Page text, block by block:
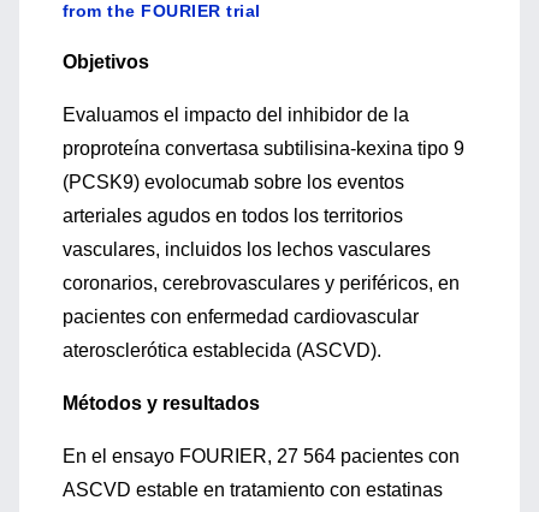
from the FOURIER trial
Objetivos
Evaluamos el impacto del inhibidor de la
proproteína convertasa subtilisina-kexina tipo 9
(PCSK9) evolocumab sobre los eventos
arteriales agudos en todos los territorios
vasculares, incluidos los lechos vasculares
coronarios, cerebrovasculares y periféricos, en
pacientes con enfermedad cardiovascular
aterosclerótica establecida (ASCVD).
Métodos y resultados
En el ensayo FOURIER, 27 564 pacientes con
ASCVD estable en tratamiento con estatinas